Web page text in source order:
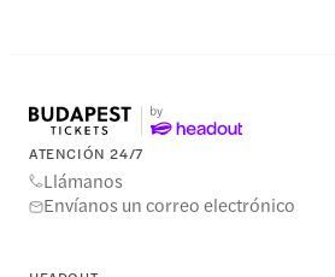
ATENCIÓN 24/7
Llámanos
Envíanos un correo electrónico